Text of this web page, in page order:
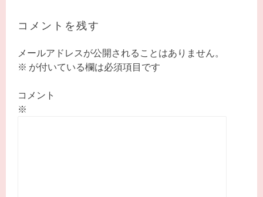
ー
ョ
ン
コメントを残す
メールアドレスが公開されることはありません。
※ が付いている欄は必須項目です
コメント
※